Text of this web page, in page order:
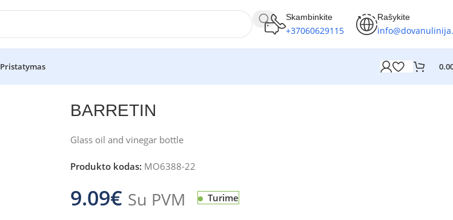
Skambinkite
+37060629115
Rašykite
Pristatymas
BARRETIN
Glass oil and vinegar bottle
Produkto kodas: MO6388-22
9.09€ Su PVM Turime